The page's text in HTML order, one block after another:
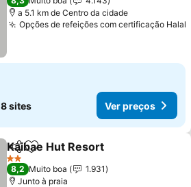
a 5.1 km de Centro da cidade
Opções de refeições com certificação Halal
8 sites Ver preços
PartilharAdicionar aos favoritos
Kaibae Hut Resort
2 Estrelas
8,2 Muito boa
1.931
Junto à praia